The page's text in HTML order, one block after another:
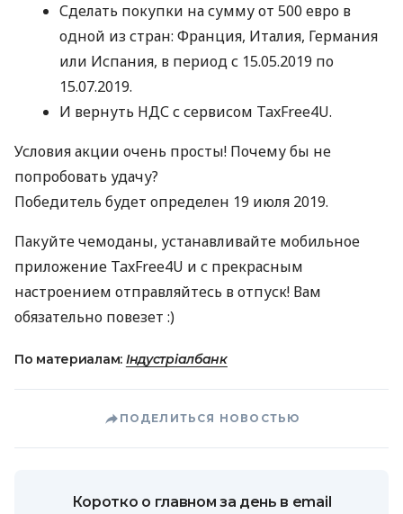
Сделать покупки на сумму от 500 евро в
одной из стран: Франция, Италия, Германия
или Испания, в период с 15.05.2019 по
15.07.2019.
И вернуть НДСс сервисом TaxFree4U.
Условия акции очень просты! Почему бы не
попробовать удачу?
Победитель будет определен 19 июля 2019.
Пакуйте чемоданы, устанавливайте мобильное
приложение TaxFree4U и с прекрасным
настроением отправляйтесь в отпуск! Вам
обязательно повезет :)
По материалам: Індустріалбанк
ПОДЕЛИТЬСЯ НОВОСТЬЮ
Коротко о главном за день в email